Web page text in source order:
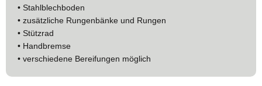
• Stahlblechboden
• zusätzliche Rungenbänke und Rungen
• Stützrad
• Handbremse
• verschiedene Bereifungen möglich